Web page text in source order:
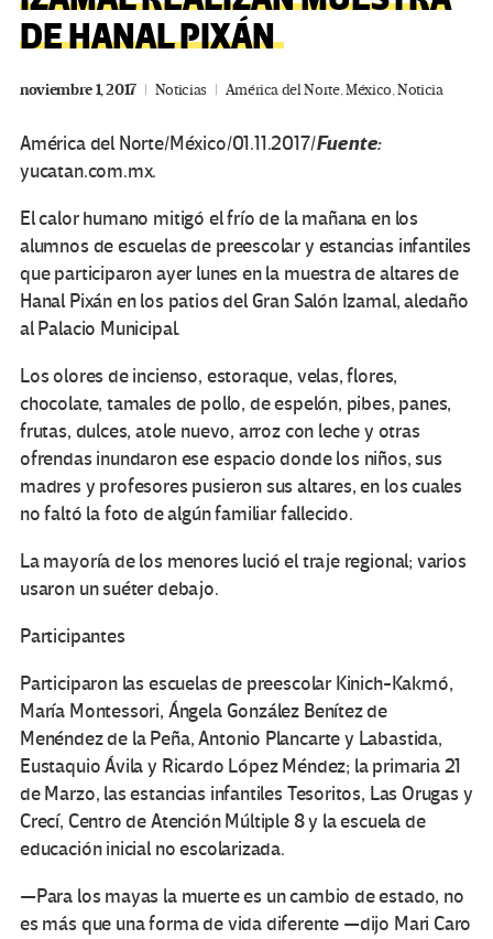
DE HANAL PIXÁN
noviembre 1, 2017 Noticias América del Norte,México,Noticia
América del Norte/México/01.11.2017/Fuente:
yucatan.com.mx.
El calor humano mitigó el frío de la mañana en los
alumnos de escuelas de preescolar y estancias infantiles
que participaron ayer lunes en la muestra de altares de
Hanal Pixán en los patios del Gran Salón Izamal, aledaño
al Palacio Municipal.
Los olores de incienso, estoraque, velas, flores,
chocolate, tamales de pollo, de espelón, pibes, panes,
frutas, dulces, atole nuevo, arroz con leche y otras
ofrendas inundaron ese espacio donde los niños, sus
madres y profesores pusieron sus altares, en los cuales
no faltó la foto de algún familiar fallecido.
La mayoría de los menores lució el traje regional; varios
usaron un suéter debajo.
Participantes
Participaron las escuelas de preescolar Kinich-Kakmó,
María Montessori, Ángela González Benítez de
Menéndez de la Peña, Antonio Plancarte y Labastida,
Eustaquio Ávila y Ricardo López Méndez; la primaria 21
de Marzo, las estancias infantiles Tesoritos, Las Orugas y
Crecí, Centro de Atención Múltiple 8 y la escuela de
educación inicial no escolarizada.
—Para los mayas la muerte es un cambio de estado, no
es más que una forma de vida diferente —dijo Mari Caro